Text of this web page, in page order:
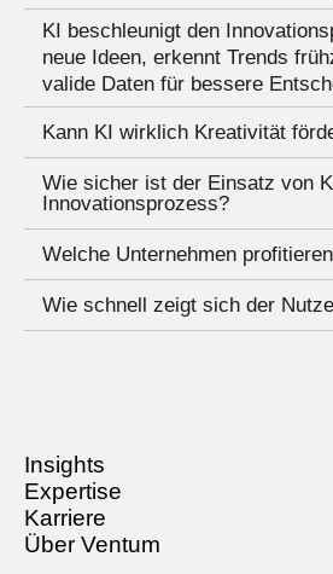
KI beschleunigt den
neue Ideen, erkennt Trends
valide Daten für bessere
Kann KI wirklich Kreativität
Wie sicher ist der Einsatz von
Innovationsprozess?
Welche Unternehmen
Wie schnell zeigt sich der
Insights
Expertise
Karriere
Über Ventum